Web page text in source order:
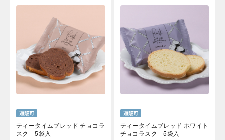
ティータイムブレッド チョコラ
スク 5袋入
ティータイムブレッド ホワイト
チョコラスク 5袋入